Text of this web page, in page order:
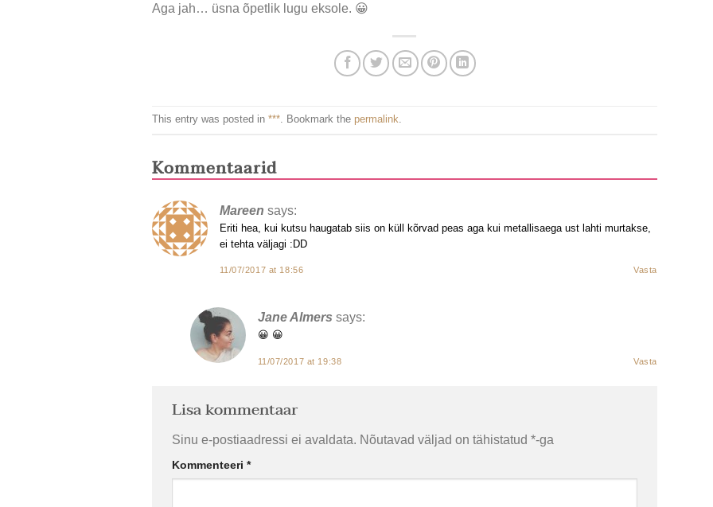
Aga jah… üsna õpetlik lugu eksole. 😀
This entry was posted in ***. Bookmark the permalink.
Kommentaarid
Mareen says:
Eriti hea, kui kutsu haugatab siis on küll kõrvad peas aga kui metallisaega ust lahti murtakse,
ei tehta väljagi :DD
11/07/2017 at 18:56 Vasta
Jane Almers says:
😀 😀
11/07/2017 at 19:38 Vasta
Lisa kommentaar
Sinu e-postiaadressi ei avaldata. Nõutavad väljad on tähistatud *-ga
Kommenteeri *